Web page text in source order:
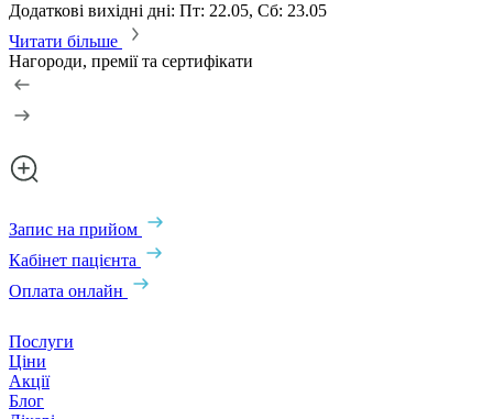
Додаткові вихідні дні: Пт: 22.05, Сб: 23.05
Читати більше
Нагороди, премії та сертифікати
Запис на прийом
Кабінет пацієнта
Оплата онлайн
Послуги
Ціни
Акції
Блог